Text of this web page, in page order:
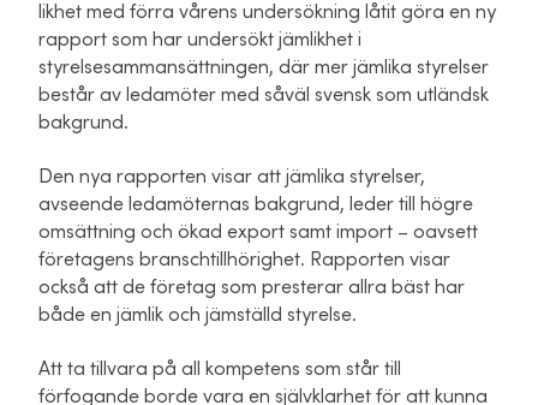
likhet med förra vårens undersökning låtit göra en ny
rapport som har undersökt jämlikhet i
styrelsesammansättningen, där mer jämlika styrelser
består av ledamöter med såväl svensk som utländsk
bakgrund.
Den nya rapporten visar att jämlika styrelser,
avseende ledamöternas bakgrund, leder till högre
omsättning och ökad export samt import – oavsett
företagens branschtillhörighet. Rapporten visar
också att de företag som presterar allra bäst har
både en jämlik och jämställd styrelse.
Att ta tillvara på all kompetens som står till
förfogande borde vara en självklarhet för att kunna